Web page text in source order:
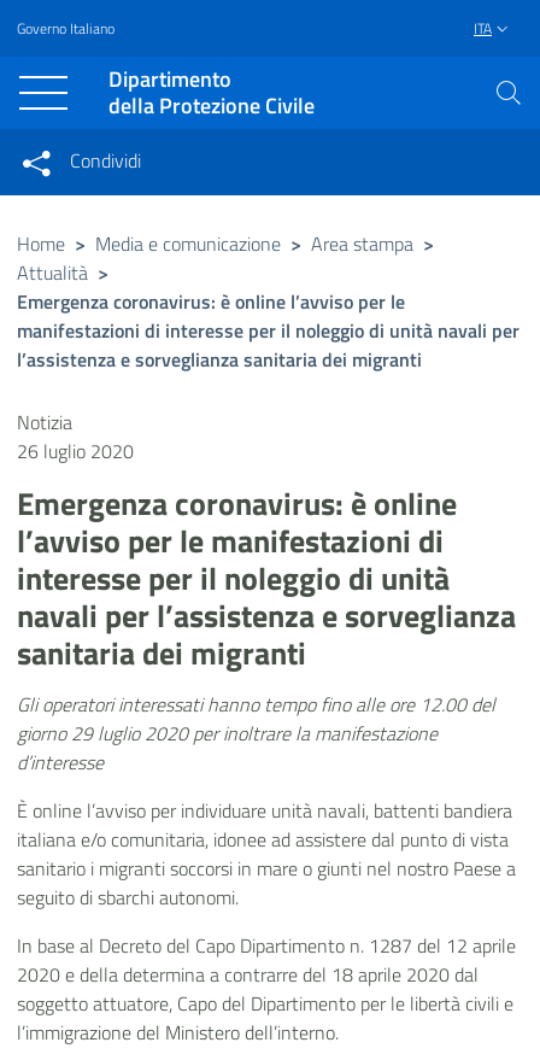
Vai al contenuto principale
Raggiungi il piè di pagina
Governo Italiano ITA
Dipartimento
della Protezione Civile
Condividi su Facebook
Condividi su Twitter
Condividi
Condividi sui social network
Home > Media e comunicazione > Area stampa >
Attualità >
Emergenza coronavirus: è online l’avviso per le
manifestazioni di interesse per il noleggio di unità navali per
l’assistenza e sorveglianza sanitaria dei migranti
Notizia
26 luglio 2020
Emergenza coronavirus: è online
l’avviso per le manifestazioni di
interesse per il noleggio di unità
navali per l’assistenza e sorveglianza
sanitaria dei migranti
Gli operatori interessati hanno tempo fino alle ore 12.00 del
giorno 29 luglio 2020 per inoltrare la manifestazione
d’interesse
È online l’avviso per individuare unità navali, battenti bandiera
italiana e/o comunitaria, idonee ad assistere dal punto di vista
sanitario i migranti soccorsi in mare o giunti nel nostro Paese a
seguito di sbarchi autonomi.
In base al Decreto del Capo Dipartimento n. 1287 del 12 aprile
2020 e della determina a contrarre del 18 aprile 2020 dal
soggetto attuatore, Capo del Dipartimento per le libertà civili e
l’immigrazione del Ministero dell’interno.